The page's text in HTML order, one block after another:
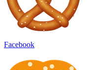
Facebook